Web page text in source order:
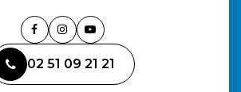
Lien
le
compte
Lien
le
compte
Lien
la
chaîne
02 51 09 21 21